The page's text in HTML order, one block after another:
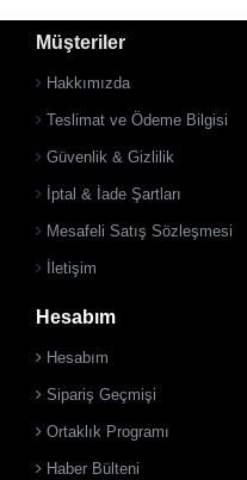
Müşteriler
Hakkımızda
Teslimat ve Ödeme Bilgisi
Güvenlik & Gizlilik
İptal & İade Şartları
Mesafeli Satış Sözleşmesi
İletişim
Hesabım
Hesabım
Sipariş Geçmişi
Ortaklık Programı
Haber Bülteni